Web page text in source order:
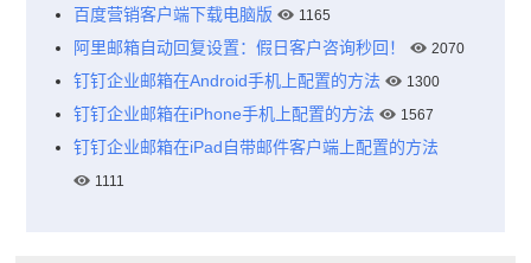
百度营销客户端下载电脑版 1165
阿里邮箱自动回复设置：假日客户咨询秒回！ 2070
钉钉企业邮箱在Android手机上配置的方法 1300
钉钉企业邮箱在iPhone手机上配置的方法 1567
钉钉企业邮箱在iPad自带邮件客户端上配置的方法
1111